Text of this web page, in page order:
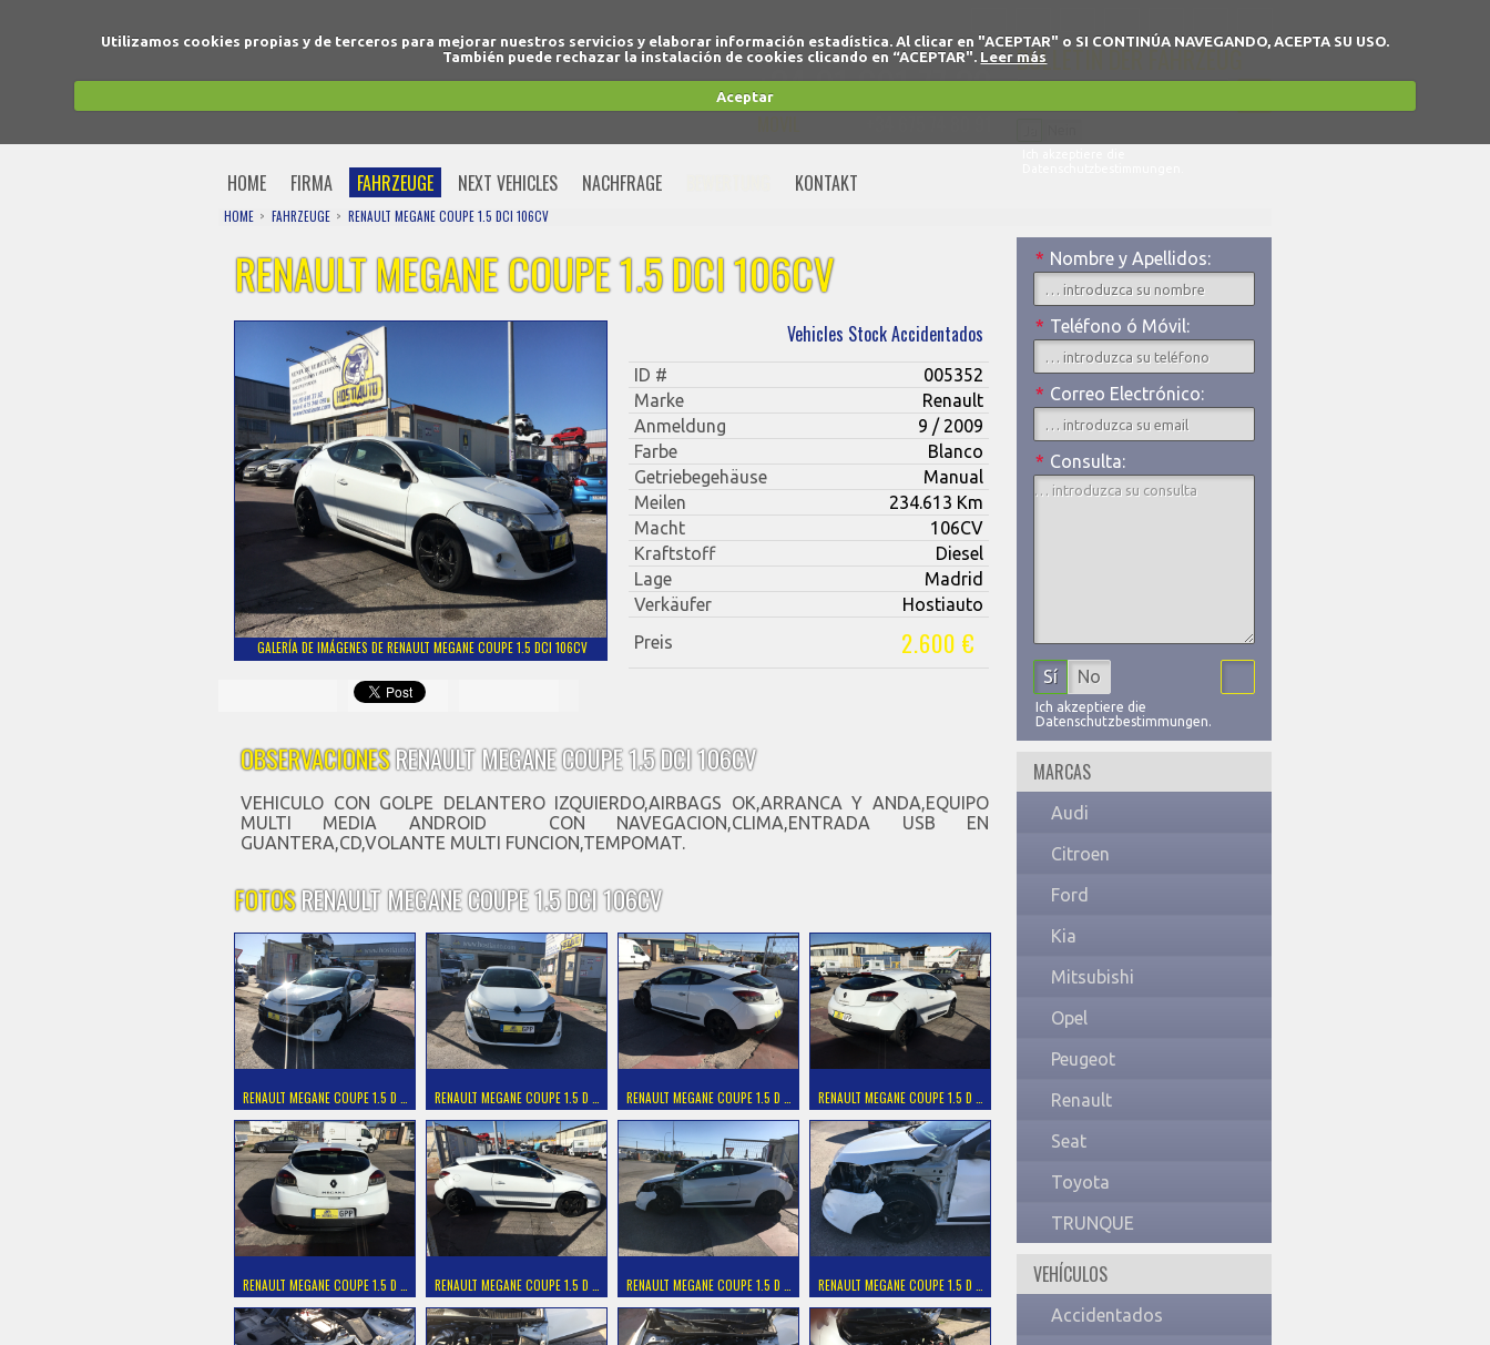
Utilizamos cookies propias y de terceros para mejorar nuestros servicios y elaborar información estadística. Al clicar en "ACEPTAR" o SI CONTINÚA NAVEGANDO, ACEPTA SU USO.
También puede rechazar la instalación de cookies clicando en “ACEPTAR". Leer más
Aceptar+34 91 691 77 32 BULLETIN DER FAHRZEUG
HOME FIRMA FAHRZEUGE NEXT VEHICLES NACHFRAGE KONTAKT
HOME FAHRZEUGE RENAULT MEGANE COUPE 1.5 DCI 106CV
Nombre y Apellidos:
*
Teléfono ó Móvil:
*
Correo Electrónico:
*
Consulta:
*
Sí No
Ich akzeptiere die
Datenschutzbestimmungen.
MARCAS
Audi
Citroen
Ford
Kia
Mitsubishi
Opel
Peugeot
Renault
Seat
Toyota
TRUNQUE
VEHÍCULOS
Accidentados
RENAULT MEGANE COUPE 1.5 DCI 106CV
GALERÍA DE IMÁGENES DE RENAULT MEGANE COUPE 1.5 DCI 106CV
Vehicles Stock Accidentados
ID #
005352
Marke
Renault
Anmeldung
9 / 2009
Farbe
Blanco
Getriebegehäuse
Manual
Meilen
234.613 Km
Macht
106CV
Kraftstoff
Diesel
Lage
Madrid
Verkäufer
Hostiauto
Preis
2.600 €
OBSERVACIONESRENAULT MEGANE COUPE 1.5 DCI 106CV
VEHICULO CON GOLPE DELANTERO IZQUIERDO,AIRBAGS OK,ARRANCA Y ANDA,EQUIPO
MULTI MEDIA ANDROID CON NAVEGACION,CLIMA,ENTRADA USB EN
GUANTERA,CD,VOLANTE MULTI FUNCION,TEMPOMAT.
FOTOSRENAULT MEGANE COUPE 1.5 DCI 106CV
RENAULT MEGANE COUPE 1.5 D … RENAULT MEGANE COUPE 1.5 D … RENAULT MEGANE COUPE 1.5 D … RENAULT MEGANE COUPE 1.5 D …
RENAULT MEGANE COUPE 1.5 D … RENAULT MEGANE COUPE 1.5 D … RENAULT MEGANE COUPE 1.5 D … RENAULT MEGANE COUPE 1.5 D …